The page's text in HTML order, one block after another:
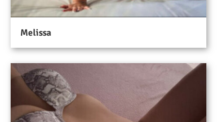
Melissa